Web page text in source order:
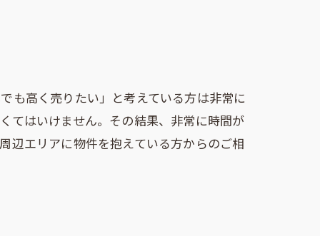
も高く売りたい」と考えている方は非常に
てはいけません。その結果、非常に時間が
辺エリアに物件を抱えている方からのご相